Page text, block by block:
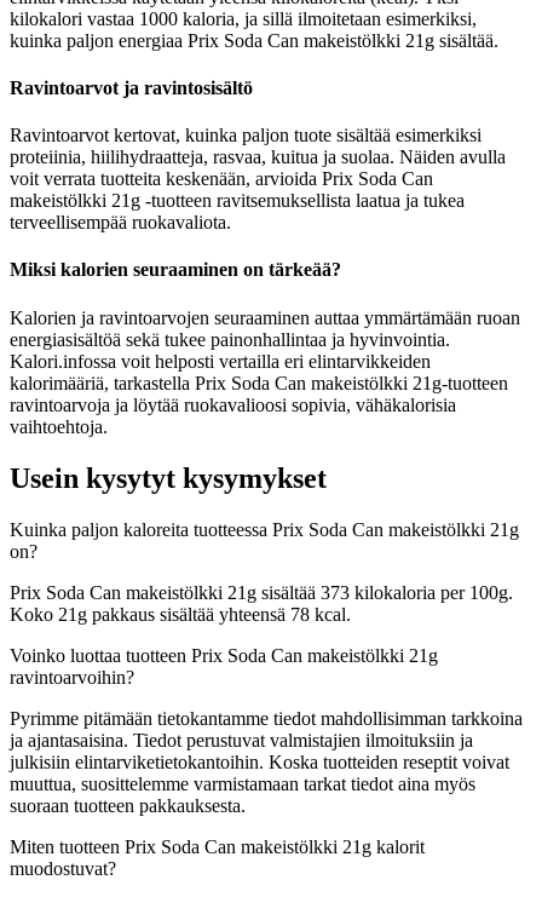
kilokalori vastaa 1000 kaloria, ja sillä ilmoitetaan esimerkiksi,
kuinka paljon energiaa Prix Soda Can makeistölkki 21g sisältää.
Ravintoarvot ja ravintosisältö
Ravintoarvot kertovat, kuinka paljon tuote sisältää esimerkiksi
proteiinia, hiilihydraatteja, rasvaa, kuitua ja suolaa. Näiden avulla
voit verrata tuotteita keskenään, arvioida Prix Soda Can
makeistölkki 21g -tuotteen ravitsemuksellista laatua ja tukea
terveellisempää ruokavaliota.
Miksi kalorien seuraaminen on tärkeää?
Kalorien ja ravintoarvojen seuraaminen auttaa ymmärtämään ruoan
energiasisältöä sekä tukee painonhallintaa ja hyvinvointia.
Kalori.infossa voit helposti vertailla eri elintarvikkeiden
kalorimääriä, tarkastella Prix Soda Can makeistölkki 21g-tuotteen
ravintoarvoja ja löytää ruokavalioosi sopivia, vähäkalorisia
vaihtoehtoja.
Usein kysytyt kysymykset
Kuinka paljon kaloreita tuotteessa Prix Soda Can makeistölkki 21g
on?
Prix Soda Can makeistölkki 21g sisältää 373 kilokaloria per 100g.
Koko 21g pakkaus sisältää yhteensä 78 kcal.
Voinko luottaa tuotteen Prix Soda Can makeistölkki 21g
ravintoarvoihin?
Pyrimme pitämään tietokantamme tiedot mahdollisimman tarkkoina
ja ajantasaisina. Tiedot perustuvat valmistajien ilmoituksiin ja
julkisiin elintarviketietokantoihin. Koska tuotteiden reseptit voivat
muuttua, suosittelemme varmistamaan tarkat tiedot aina myös
suoraan tuotteen pakkauksesta.
Miten tuotteen Prix Soda Can makeistölkki 21g kalorit
muodostuvat?